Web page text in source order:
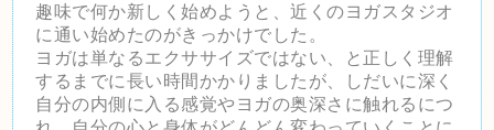
趣味で何か新しく始めようと、近くのヨガスタジオ
に通い始めたのがきっかけでした。
ヨガは単なるエクササイズではない、
と正しく理解
するまでに長い時間かかりましたが、
しだいに深く
自分の内側に入る感覚やヨガの奥深さに触れるにつ